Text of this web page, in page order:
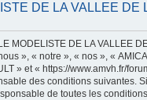
DE LA VALLEE DE
MODELISTE DE LA VALLEE
», « notre », « nos », «
» et « https://www.amvh.fr/
des conditions suivantes.
de toutes les